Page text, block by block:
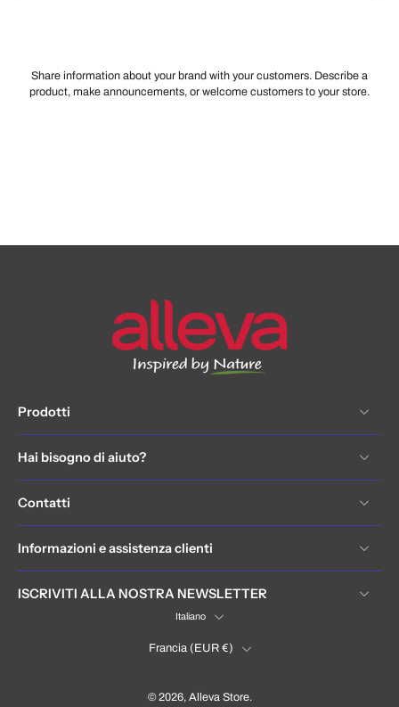
Share information about your brand with your customers. Describe a
product, make announcements, or welcome customers to your store.
Prodotti
Hai bisogno di aiuto?
Contatti
Informazioni e assistenza clienti
ISCRIVITI ALLA NOSTRA NEWSLETTER
Italiano
Francia ‎(EUR €)‎
© 2026, Alleva Store.